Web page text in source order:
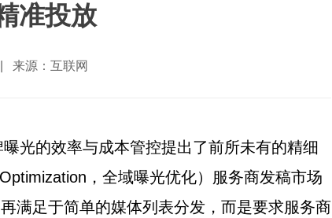
准投放
来源：互联网
光的效率与成本管控提出了前所未有的精细
，全域曝光优化）服务商发稿市场
满足于简单的媒体列表分发，而是要求服务商